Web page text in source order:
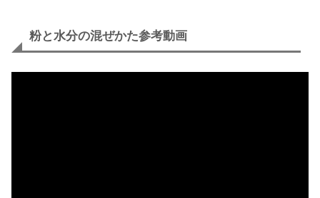
粉と水分の混ぜかた参考動画